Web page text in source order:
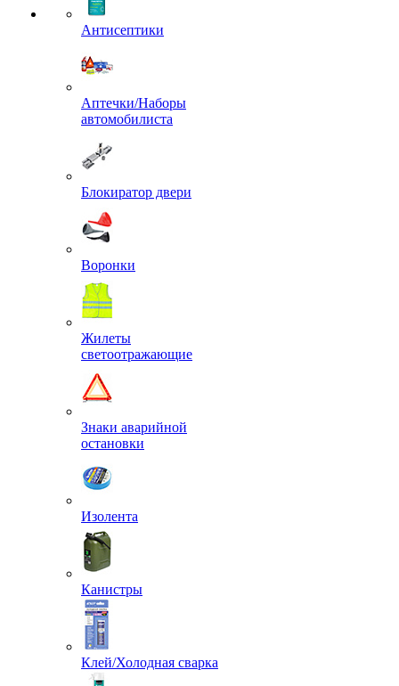
Антисептики
Аптечки/Наборы
автомобилиста
Блокиратор двери
Воронки
Жилеты
светоотражающие
Знаки аварийной
остановки
Изолента
Канистры
Клей/Холодная сварка